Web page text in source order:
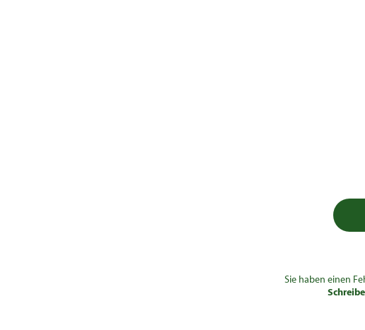
Sie haben einen